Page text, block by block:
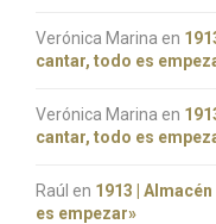
Verónica Marina en
cantar, todo es
Verónica Marina en
cantar, todo es
Raúl en 1913 |
es empezar»